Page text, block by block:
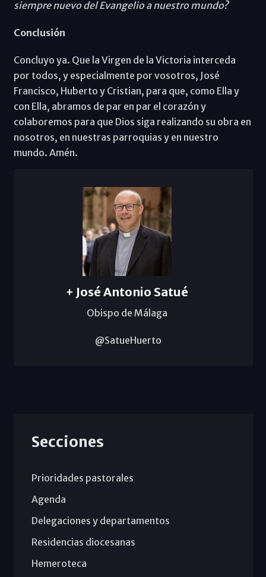
siempre nuevo del Evangelio a nuestro mundo?
Conclusión
Concluyo ya. Que la Virgen de la Victoria interceda
por todos, y especialmente por vosotros, José
Francisco, Huberto y Cristian, para que, como Ella y
con Ella, abramos de par en par el corazón y
colaboremos para que Dios siga realizando su obra en
nosotros, en nuestras parroquias y en nuestro
mundo. Amén.
+ José Antonio Satué
Obispo de Málaga
@SatueHuerto
Secciones
Prioridades pastorales
Agenda
Delegaciones y departamentos
Residencias diocesanas
Hemeroteca